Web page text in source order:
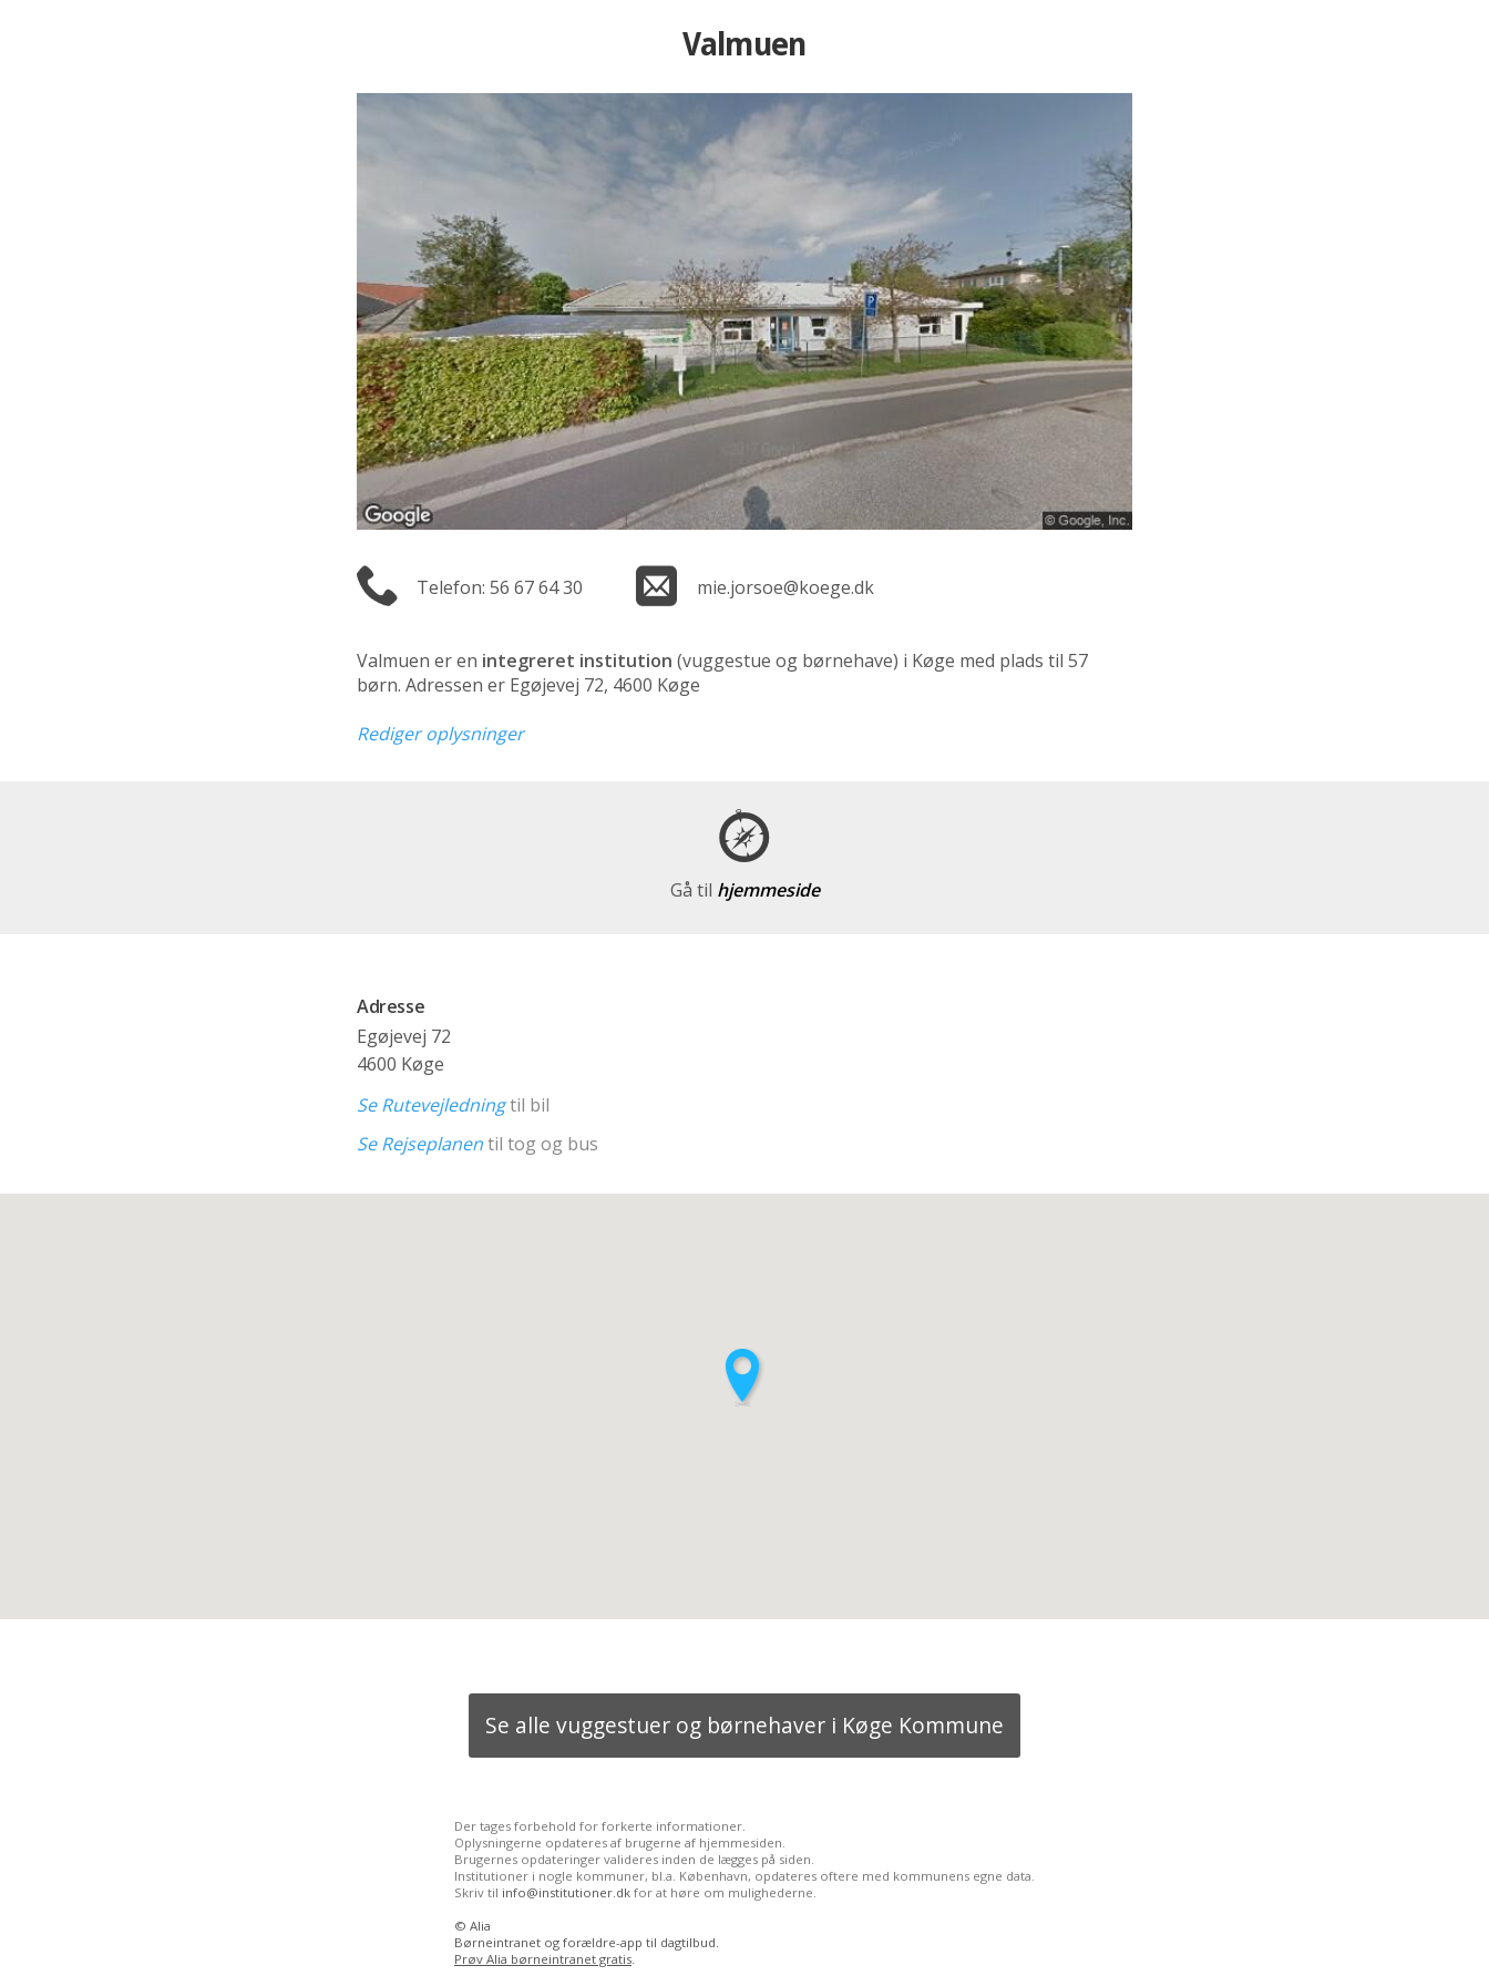
Valmuen
Telefon: 56 67 64 30 mie.jorsoe@koege.dk
Valmuen er en integreret institution (vuggestue og børnehave) i Køge med plads til 57
børn. Adressen er Egøjevej 72, 4600 Køge
Rediger oplysninger
Gå til hjemmeside
Adresse
Egøjevej 72
4600 Køge
Se Rutevejledningtil bil
Se Rejseplanentil tog og bus
Se alle vuggestuer og børnehaver i Køge Kommune
Der tages forbehold for forkerte informationer.
Oplysningerne opdateres af brugerne af hjemmesiden.
Brugernes opdateringer valideres inden de lægges på siden.
Institutioner i nogle kommuner, bl.a. København, opdateres oftere med kommunens egne data.
Skriv til info@institutioner.dk for at høre om mulighederne.
© Alia
Børneintranet og forældre-app til dagtilbud.
Prøv Alia børneintranet gratis